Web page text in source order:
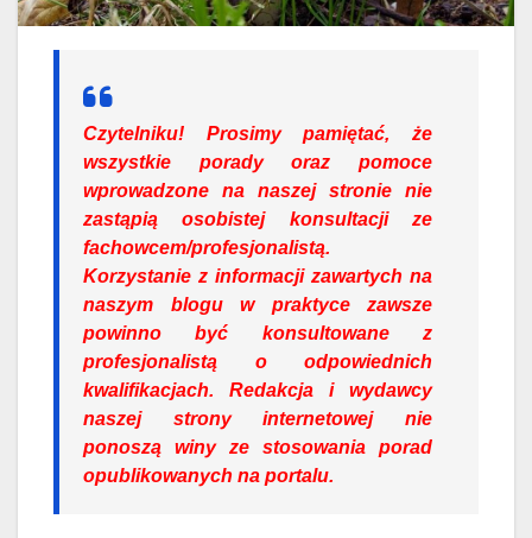
Czytelniku! Prosimy pamiętać, że
wszystkie porady oraz pomoce
wprowadzone na naszej stronie nie
zastąpią osobistej konsultacji ze
fachowcem/profesjonalistą.
Korzystanie z informacji zawartych na
naszym blogu w praktyce zawsze
powinno być konsultowane z
profesjonalistą o odpowiednich
kwalifikacjach. Redakcja i wydawcy
naszej strony internetowej nie
ponoszą winy ze stosowania porad
opublikowanych na portalu.